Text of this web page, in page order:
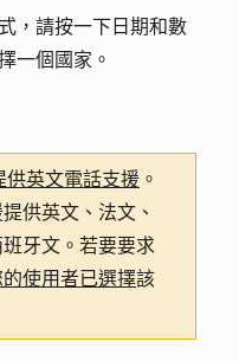
，請按一下日期和數
一個 國家 。
供英文電話支援 。
供英文、法文、
牙文。若要要求
的使用者已選擇該